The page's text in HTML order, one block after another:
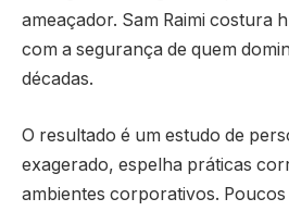
ameaçador. Sam Raimi costura
com a segurança de quem
décadas.
O resultado é um estudo de
exagerado, espelha práticas
ambientes corporativos.